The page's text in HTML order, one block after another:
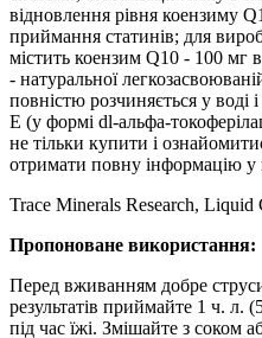
відновлення рівня коензиму
приймання статинів; для
містить коензим Q10 - 100 мг
- натуральної
повністю розчиняється у воді
Е (у формі dl-альфа-
не тільки купити і
отримати повну інформацію у
Trace Minerals Research, Liquid
Пропоноване використання:
Перед вживанням добре
результатів приймайте 1 ч. л.
під час їжі. Змішайте з соком